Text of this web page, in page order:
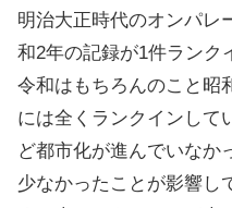
明治大正時代のオンパレ
和2年の記録が1件ランク
令和はもちろんのこと昭
には全くランクインして
ど都市化が進んでいなか
少なかったことが影響し